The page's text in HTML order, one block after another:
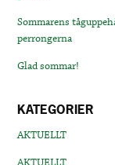
Sommarens
perrongerna
Glad sommar!
KATEGORIER
AKTUELLT